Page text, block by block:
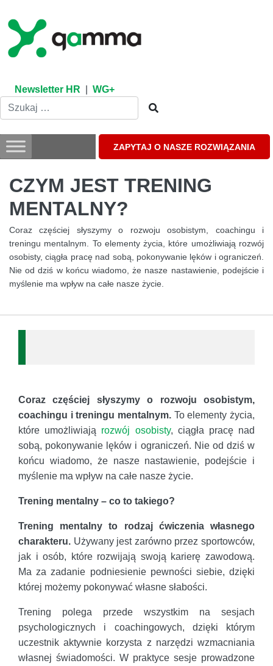
content
Newsletter HR WG+
ZAPYTAJ O NASZE ROZWIĄZANIA
CZYM JEST TRENING
MENTALNY?
Coraz częściej słyszymy o rozwoju osobistym, coachingu i
treningu mentalnym. To elementy życia, które umożliwiają rozwój
osobisty, ciągła pracę nad sobą, pokonywanie lęków i ograniczeń.
Nie od dziś w końcu wiadomo, że nasze nastawienie, podejście i
myślenie ma wpływ na całe nasze życie.
Coraz częściej słyszymy o rozwoju osobistym,
coachingu i treningu mentalnym. To elementy życia,
które umożliwiają rozwój osobisty, ciągła pracę nad
sobą, pokonywanie lęków i ograniczeń. Nie od dziś w
końcu wiadomo, że nasze nastawienie, podejście i
myślenie ma wpływ na całe nasze życie.
Trening mentalny – co to takiego?
Trening mentalny to rodzaj ćwiczenia własnego
charakteru. Używany jest zarówno przez sportowców,
jak i osób, które rozwijają swoją karierę zawodową.
Ma za zadanie podniesienie pewności siebie, dzięki
której możemy pokonywać własne słabości.
Trening polega przede wszystkim na sesjach
psychologicznych i coachingowych, dzięki którym
uczestnik aktywnie korzysta z narzędzi wzmacniania
własnej świadomości. W praktyce sesje prowadzone